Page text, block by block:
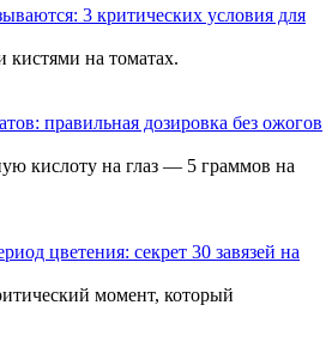
3 критических условия для
кистями на томатах.
правильная дозировка без ожогов
кислоту на глаз — 5 граммов на
цветения: секрет 30 завязей на
момент, который